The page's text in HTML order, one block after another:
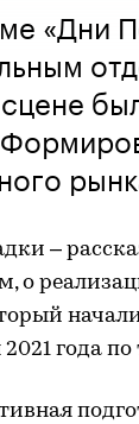
«Дни
–
о
года